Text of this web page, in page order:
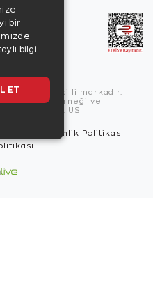
Diamond tescilli markadır.
Markalar Derneği ve
üyesidir. US
Güvenlik Politikası
bir
bilgi
ET